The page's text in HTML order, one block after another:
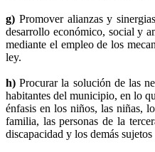
g) Promover alianzas y
desarrollo económico, social y
mediante el empleo de los
ley.
h)Procurar la solución de las
habitantes del municipio, en lo
énfasis en los niños, las niñas,
familia, las personas de la
discapacidad y los demás